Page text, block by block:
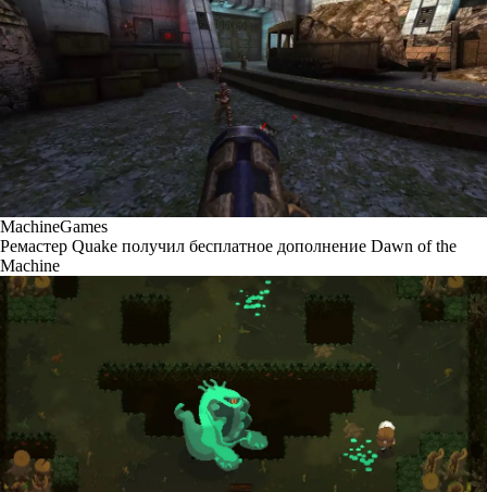
MachineGames
Ремастер Quake получил бесплатное дополнение Dawn of the
Machine